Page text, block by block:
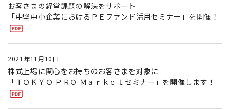
お客さまの経営課題の解決をサポート
「中堅中小企業におけるＰＥファンド活用セミナー」を開催！
2021年11月10日
株式上場に関心をお持ちのお客さまを対象に
「ＴＯＫＹＯ ＰＲＯ Ｍａｒｋｅｔセミナー」を開催します！